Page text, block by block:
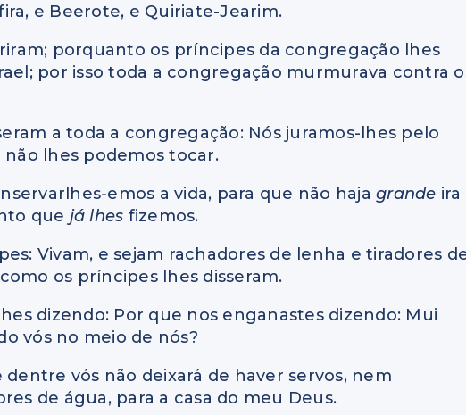
e Beerote, e Quiriate-Jearim.
porquanto os príncipes da congregação lhes
por isso toda a congregação murmurava contra
a toda a congregação: Nós juramos-lhes pelo
lhes podemos tocar.
emos a vida, para que não hajagrande ira
que já lhes fizemos.
Vivam, e sejam rachadores de lenha e tiradores
os príncipes lhes disseram.
dizendo: Por que nos enganastes dizendo: Mui
vós no meio de nós?
dentre vós não deixará de haver servos, nem
de água, para a casa do meu Deus.